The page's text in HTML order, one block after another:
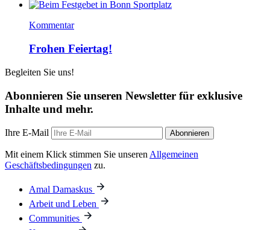
Kommentar
Frohen Feiertag!
Begleiten Sie uns!
Abonnieren Sie unseren Newsletter für exklusive
Inhalte und mehr.
Ihre E-Mail Abonnieren
Mit einem Klick stimmen Sie unseren Allgemeinen
Geschäftsbedingungen zu.
Amal Damaskus
Arbeit und Leben
Communities